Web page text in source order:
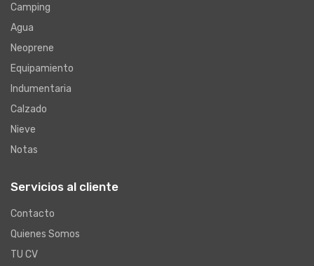
Camping
Agua
Neoprene
Equipamiento
Indumentaria
Calzado
Nieve
Notas
Servicios al cliente
Contacto
Quienes Somos
TU CV